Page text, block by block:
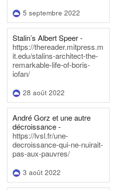
5 septembre 2022
Stalin’s Albert Speer -
https://thereader.mitpress.m
it.edu/stalins-architect-the-
remarkable-life-of-boris-
iofan/
28 août 2022
André Gorz et une autre
décroissance -
https://lvsl.fr/une-
decroissance-qui-ne-nuirait-
pas-aux-pauvres/
3 août 2022